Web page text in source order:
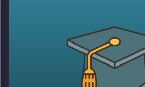
איומים, מלחמה רב־זירתית… ובין כל
פשוט איבדו את התמונה הגדולה.
רגע ולעשות סדר.
שלנו, מה השתנה מאז השבעה